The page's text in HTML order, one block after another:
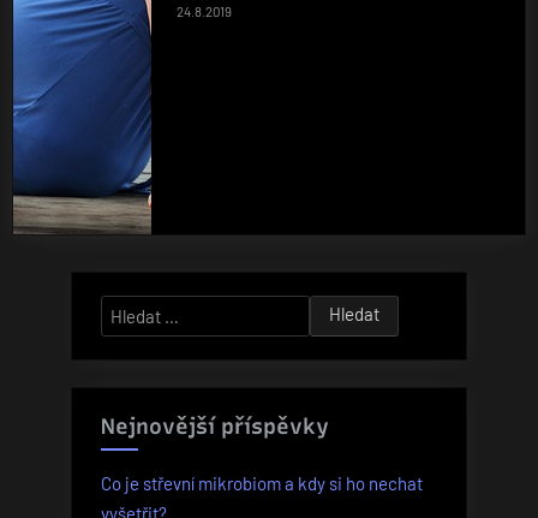
24.8.2019
Vyhledávání
Nejnovější příspěvky
Co je střevní mikrobiom a kdy si ho nechat
vyšetřit?